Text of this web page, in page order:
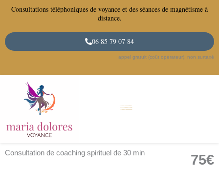
AllerConsultations téléphoniques de voyance et des séances de magnétisme à
distance.
06 85 79 07 84
appel gratuit (coût opérateur), non surtaxé
Consultation de coaching spirituel de 30 min 75€